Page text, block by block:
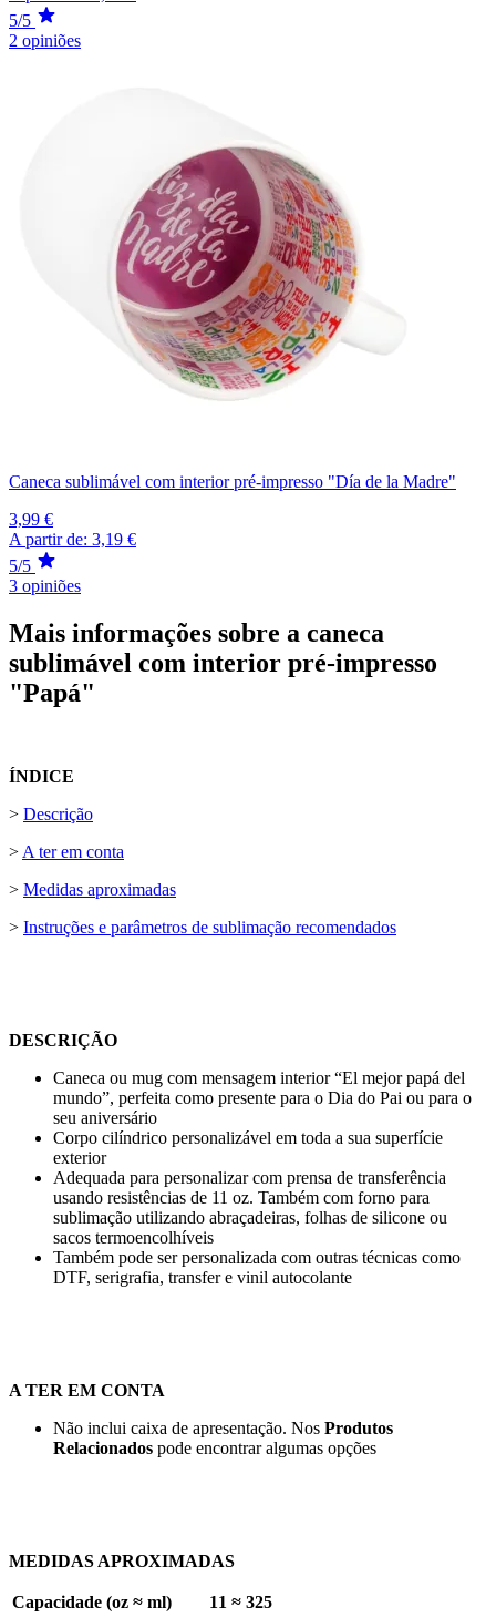
5/5
2 opiniões
Caneca sublimável com interior pré-impresso "Día de la Madre"
3,99 €
A partir de: 3,19 €
5/5
3 opiniões
Mais informações sobre a caneca
sublimável com interior pré-impresso
"Papá"
ÍNDICE
> Descrição
>A ter em conta
> Medidas aproximadas
> Instruções e parâmetros de sublimação recomendados
DESCRIÇÃO
Caneca ou mug com mensagem interior “El mejor papá del
mundo”, perfeita como presente para o Dia do Pai ou para o
seu aniversário
Corpo cilíndrico personalizável em toda a sua superfície
exterior
Adequada para personalizar com prensa de transferência
usando resistências de 11 oz. Também com forno para
sublimação utilizando abraçadeiras, folhas de silicone ou
sacos termoencolhíveis
Também pode ser personalizada com outras técnicas como
DTF, serigrafia, transfere vinil autocolante
A TER EM CONTA
Não inclui caixa de apresentação. Nos Produtos
Relacionados pode encontrar algumas opções
MEDIDAS APROXIMADAS
Capacidade (oz ≈ ml) 11 ≈ 325